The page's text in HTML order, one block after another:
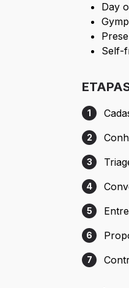
Day
Self-
Etapa 1:
1
Etapa 2:
2
Etapa 3:
3
Etapa 4:
4
Etapa 5:
5
Etapa 6:
6
Etapa 7:
7